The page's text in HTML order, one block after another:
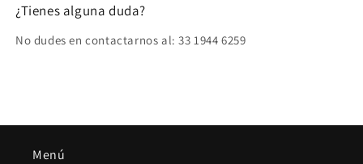
¿Tienes alguna duda?
No dudes en contactarnos al: 33 1944 6259
Menú